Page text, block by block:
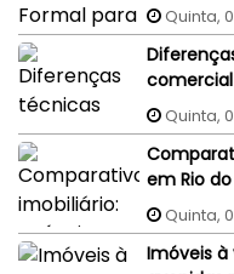
aceita
tem
Quinta,
completo
Quinta,
em Rio
Quinta,
Imóveis